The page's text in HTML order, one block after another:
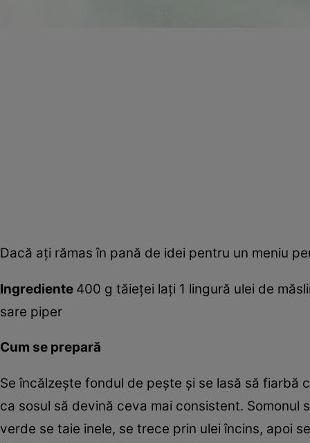
Dacă aţi rămas în pană de idei pentru un meniu
Ingrediente 400 g tăieţei laţi 1 lingură ulei de
sare piper
Cum se prepară
Se încălzeşte fondul de peşte şi se lasă să fiarbă
ca sosul să devină ceva mai consistent. Somonul
verde se taie inele, se trece prin ulei încins, apoi